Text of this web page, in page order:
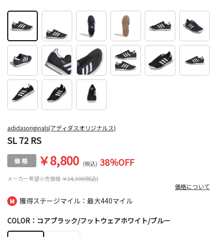
獲得ステージマイル：最大440マイル
adidasoriginals(アディダスオリジナルス)
SL 72 RS
メーカー希望小売価格￥14,300(税込)
￥8,800 (税込) 38％OFF
価格について
COLOR：コアブラック/フットウェアホワイト/ブルー